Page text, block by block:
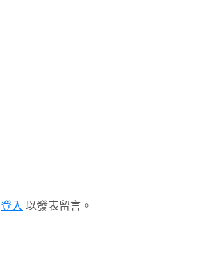
登入 以發表留言。